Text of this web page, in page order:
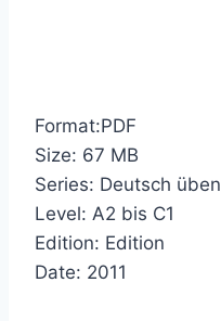
Format:PDF
Size: 67 MB
Series: Deutsch üben
Level: A2 bis C1
Edition: Edition
Date: 2011